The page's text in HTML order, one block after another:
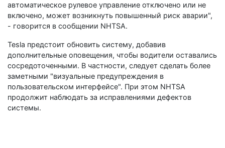
автоматическое рулевое управление отключено или не
включено, может возникнуть повышенный риск аварии",
- говорится в сообщении NHTSA.
Tesla предстоит обновить систему, добавив
дополнительные оповещения, чтобы водители оставались
сосредоточенными. В частности, следует сделать более
заметными "визуальные предупреждения в
пользовательском интерфейсе". При этом NHTSA
продолжит наблюдать за исправлениями дефектов
системы.